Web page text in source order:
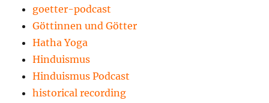
goetter-podcast
Göttinnen und Götter
Hatha Yoga
Hinduismus
Hinduismus Podcast
historical recording